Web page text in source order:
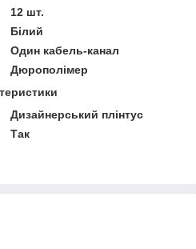
12 шт.
Білий
Один кабель-канал
Дюрополімер
Дизайнерський плінтус
Так